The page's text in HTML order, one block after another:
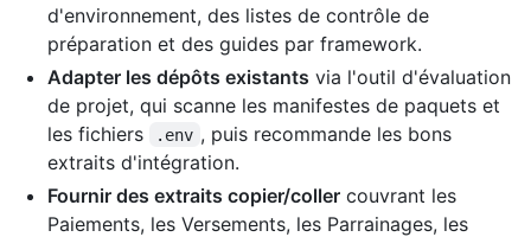
d'environnement, des listes de contrôle de
préparation et des guides par framework.
Adapter les dépôts existants via l'outil d'évaluation
de projet, qui scanne les manifestes de paquets et
les fichiers
.env , puis recommande les bons
extraits d'intégration.
Fournir des extraits copier/coller couvrant les
Paiements, les Versements, les Parrainages, les